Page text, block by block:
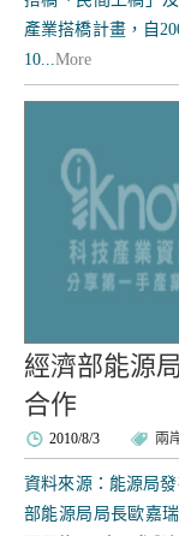
產業搭橋計畫，自
10...More
經濟部能源
合作
2010/8/3 兩
資料來源：能源局
部能源局局長歐嘉